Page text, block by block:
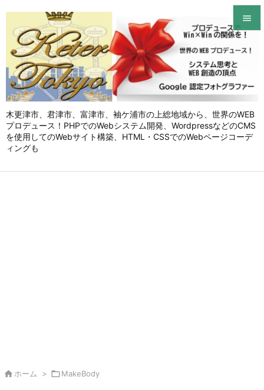
木更津市、君津市、富津市、袖ケ浦市の上総地域から、世界のWEB
プロデュース！PHPでのWebシステム開発、WordpressなどのCMS
を使用してのWebサイト構築、HTML・CSSでのWebページコーデ
ィングも


メニュ
サイド

前へ

 ホーム > MakeBody